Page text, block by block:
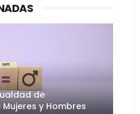
de
y Hombres